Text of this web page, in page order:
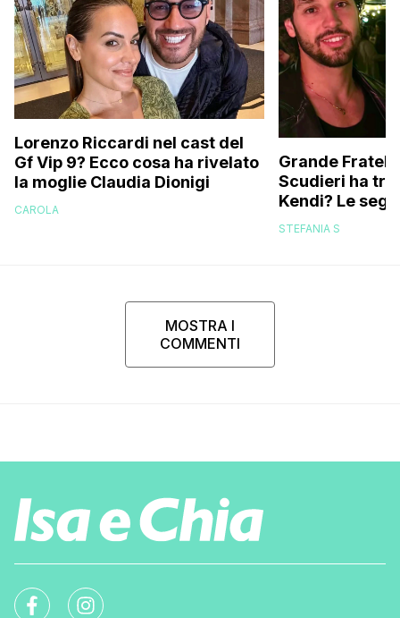
Lorenzo Riccardi nel cast del
Gf Vip 9? Ecco cosa ha rivelato
la moglie Claudia Dionigi
CAROLA
Grande
Scudieri ha
Kendi? Le
replica dell’ex
STEFANIA S
MOSTRA I
COMMENTI